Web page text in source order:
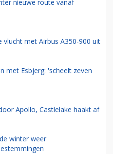
nieuwe route vanaf
met Airbus A350-900 uit
met Esbjerg: 'scheelt zeven
Apollo, Castlelake haakt af
winter weer